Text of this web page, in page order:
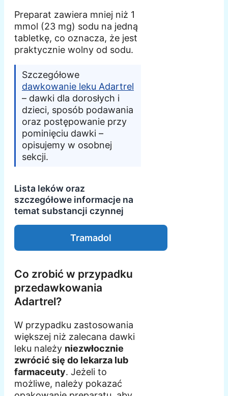
Preparat zawiera mniej niż 1
mmol (23 mg) sodu na jedną
tabletkę, co oznacza, że jest
praktycznie wolny od sodu.
Szczegółowe
dawkowanie leku Adartrel
– dawki dla dorosłych i
dzieci, sposób podawania
oraz postępowanie przy
pominięciu dawki –
opisujemy w osobnej
sekcji.
Lista leków oraz
szczegółowe informacje na
temat substancji czynnej
Tramadol
Co zrobić w przypadku
przedawkowania
Adartrel?
W przypadku zastosowania
większej niż zalecana dawki
leku należy niezwłocznie
zwrócić się do lekarza lub
farmaceuty. Jeżeli to
możliwe, należy pokazać